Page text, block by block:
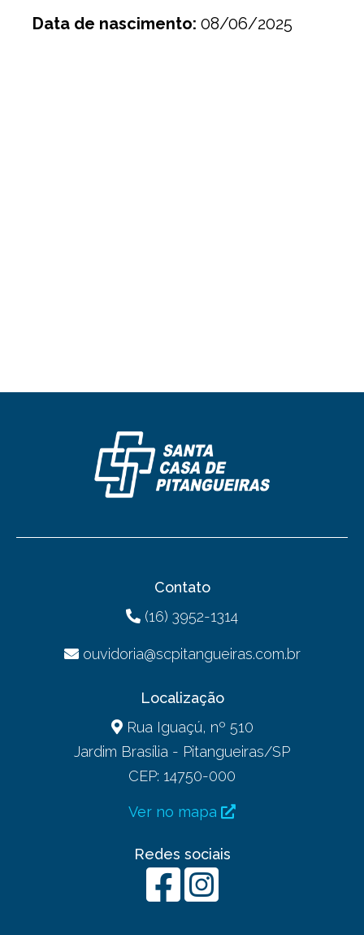
Data de nascimento: 08/06/2025
Contato
(16) 3952-1314
ouvidoria@scpitangueiras.com.br
Localização
Rua Iguaçú, nº 510
Jardim Brasília - Pitangueiras/SP
CEP: 14750-000
Ver no mapa
Redes sociais